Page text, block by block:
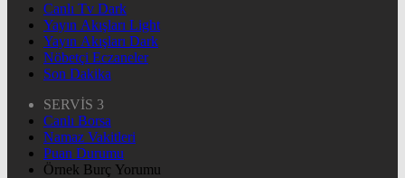
Canlı Tv Dark
Yayın Akışları Light
Yayın Akışları Dark
Nöbetçi Eczaneler
Son Dakika
SERVİS 3
Canlı Borsa
Namaz Vakitleri
Puan Durumu
Örnek Burç Yorumu